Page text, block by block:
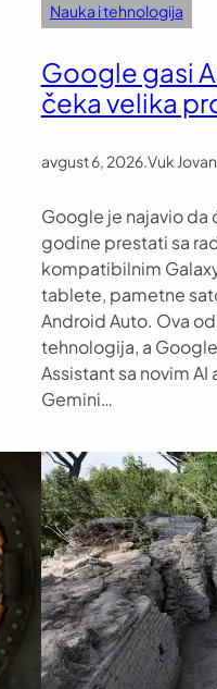
Nauka i tehnologija
Google gasi
čeka velika
avgust 6, 2026.Vuk
Google je najavio
godine prestati sa
kompatibilnim
tablete, pametne
Android Auto. Ova
tehnologija, a
Assistant sa novim
Gemini…